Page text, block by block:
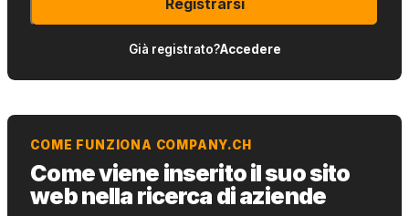
Già registrato?Accedere
COME FUNZIONA COMPANY.CH
Come viene inserito il suo sito
web nella ricerca di aziende